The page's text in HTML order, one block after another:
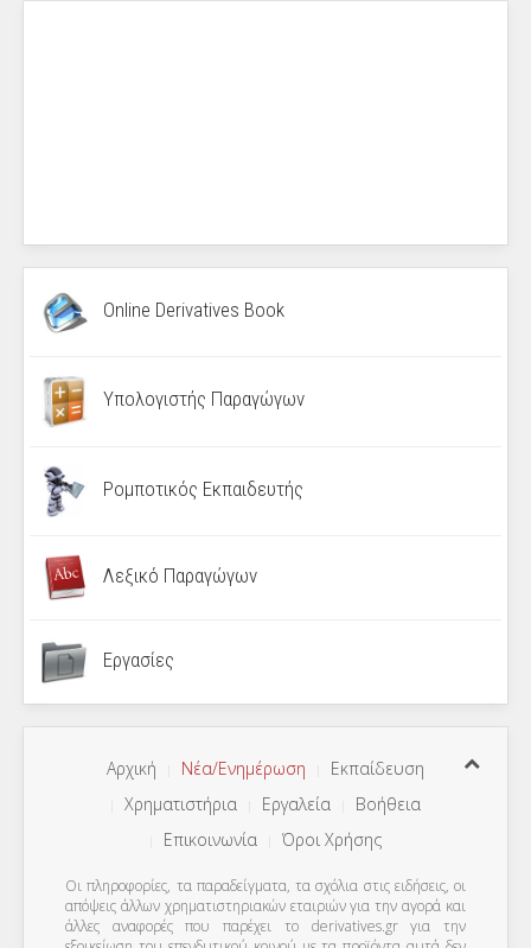
Online Derivatives Book
Υπολογιστής Παραγώγων
Ρομποτικός Εκπαιδευτής
Λεξικό Παραγώγων
Εργασίες
Αρχική Νέα/Ενημέρωση
Εκπαίδευση
Χρηματιστήρια
Εργαλεία
Βοήθεια
Επικοινωνία
Όροι Χρήσης
Οι πληροφορίες, τα παραδείγματα, τα σχόλια στις ειδήσεις, οι
απόψεις άλλων χρηματιστηριακών εταιριών για την αγορά και
άλλες αναφορές που παρέχει το derivatives.gr για την